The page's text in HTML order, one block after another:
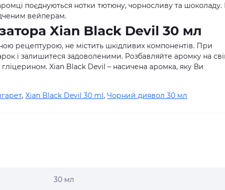
поєднуються нотки тютюну, чорносливу та
вейперам.
Xian Black Devil 30 мл
рецептурою, не містить шкідливих компонентів. При
і залишитеся задоволеними. Розбавляйте аромку на
Xian Black Devil – насичена аромка, яку Ви
, Xian Black Devil 30 ml, Чорний диявол 30 мл
30 мл